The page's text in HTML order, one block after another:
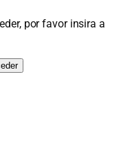
por favor insira a